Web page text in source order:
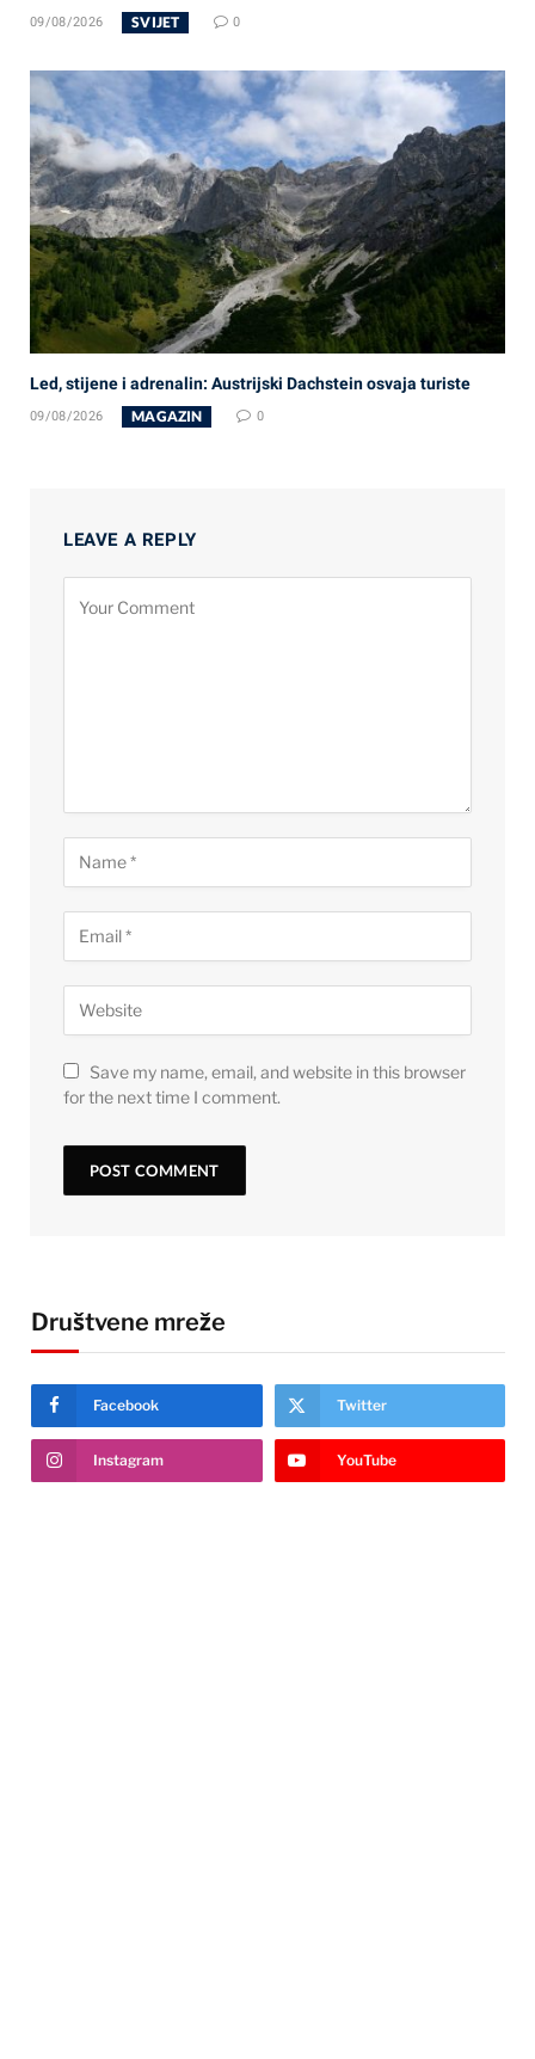
09/08/2026 SVIJET 0
Led, stijene i adrenalin: Austrijski Dachstein osvaja turiste
09/08/2026 MAGAZIN 0
LEAVE A REPLY
Save my name, email, and website in this browser
for the next time I comment.
Društvene mreže
Facebook Twitter
Instagram YouTube